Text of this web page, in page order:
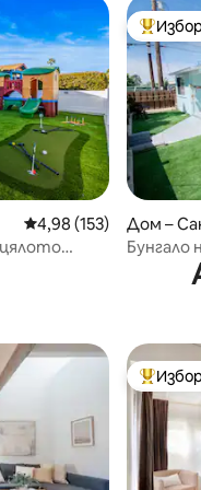
гостите
Средна оценка: 4,98
4,98 (153)
цялото
Най-
Дом –
Бунгало
Най-